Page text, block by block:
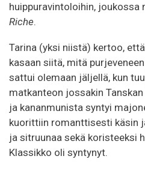
huippuravintoloihin, joukossa
Riche.
Tarina (yksi niistä) kertoo,
kasaan siitä, mitä
sattui olemaan jäljellä, kun
matkanteon jossakin
ja kananmunista syntyi
kuorittiin romanttisesti käsin
ja sitruunaa sekä koristeeksi
Klassikko oli syntynyt.